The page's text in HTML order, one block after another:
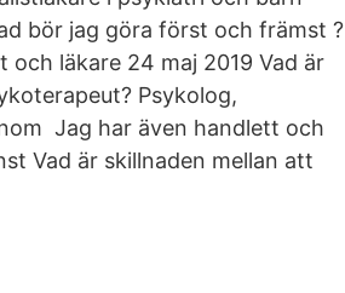
bör jag göra först och främst ?
läkare 24 maj 2019 Vad är
Psykolog,
Jag har även handlett och
Vad är skillnaden mellan att